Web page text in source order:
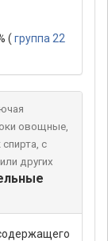
( группа 22
овощные,
с
других